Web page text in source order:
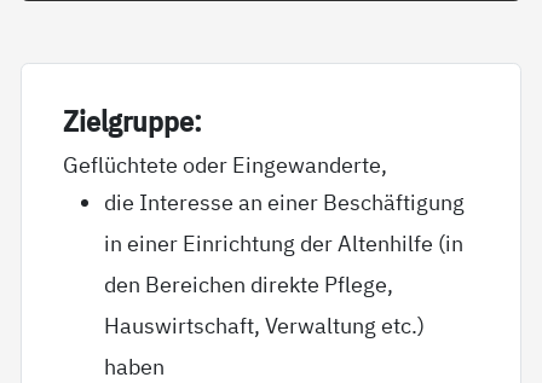
Ziel­grup­pe:
Geflüchtete oder Eingewanderte,
die Interesse an einer Beschäftigung
in einer Einrichtung der Altenhilfe (in
den Bereichen direkte Pflege,
Hauswirtschaft, Verwaltung etc.)
haben